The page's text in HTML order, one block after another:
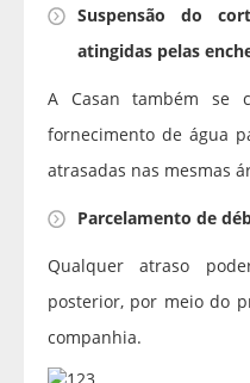
Suspensão do
atingidas pelas
A Casan também se
fornecimento de água
atrasadas nas mesmas
Parcelamento de
Qualquer atraso
posterior, por meio do
companhia.